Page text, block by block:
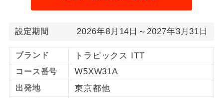
設定期間 2026年8月14日～2027年3月31日
ブランド トラピックス ITT
コース番号 W5XW31A
出発地 東京都他
スです。
1名様1室同代
金
1名様1室利用でも追加料金がかからない
コースです。
ご夫婦限定
ご夫婦限定でご参加いただけるコースで
す。